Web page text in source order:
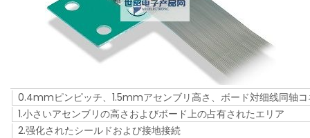
0.4mmピンピッチ、1.5mmアセンブリ高さ、ボード対细线同轴
1.小さいアセンブリの高さおよびボード上の占有されたエリア
2.强化されたシールドおよび接地接続